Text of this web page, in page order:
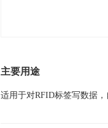
主要用途
适用于对RFID标签写数据